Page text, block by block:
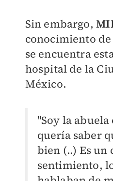
Sin embargo,
conocimiento
se encuentra
hospital de la
México.
"Soy la
quería saber
bien (..) Es un
sentimiento,